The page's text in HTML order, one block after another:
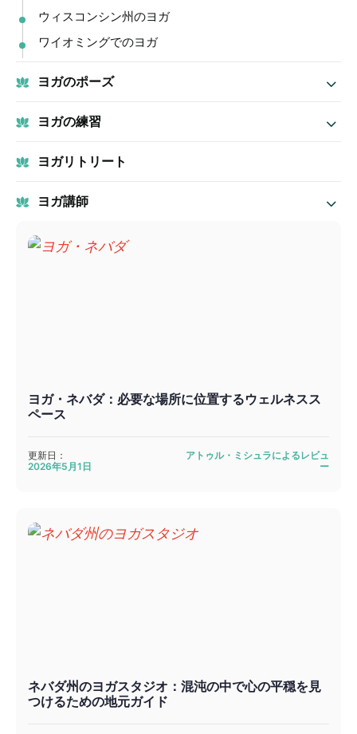
ウィスコンシン州のヨガ
ワイオミングでのヨガ
ヨガのポーズ
ヨガの練習
ヨガリトリート
ヨガ講師
ヨガ・ネバダ：必要な場所に位置するウェルネスス
ペース
更新日：
2026年5月1日
アトゥル・ミシュラによるレビュ
ー
ネバダ州のヨガスタジオ：混沌の中で心の平穏を見
つけるための地元ガイド